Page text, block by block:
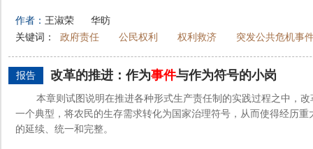
作者： 王淑荣
华昉
关键词：
政府责任 公民权利 权利救济 突发公共危机事
报告 改革的推进：作为事件与作为符号的小岗
本章则试图说明在推进各种形式生产责任制的实践过程之中，
一个典型，将农民的生存需求转化为国家治理符号，从而使得经历
的延续、统一和完整。